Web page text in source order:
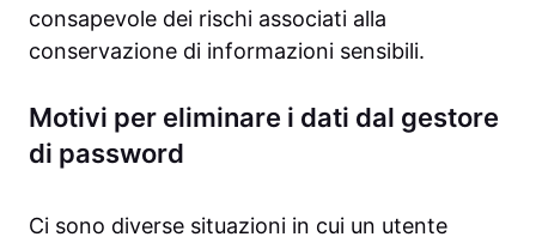
consapevole dei rischi associati alla
conservazione di informazioni sensibili.
Motivi per eliminare i dati dal gestore
di password
Ci sono diverse situazioni in cui un utente